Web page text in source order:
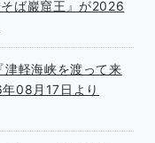
そば巖窟王』が2026
津軽海峡を渡って来
08月17日より